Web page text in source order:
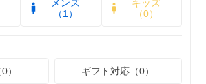
メンズ
（1）
キッズ
（0）
）
ギフト対応（0）